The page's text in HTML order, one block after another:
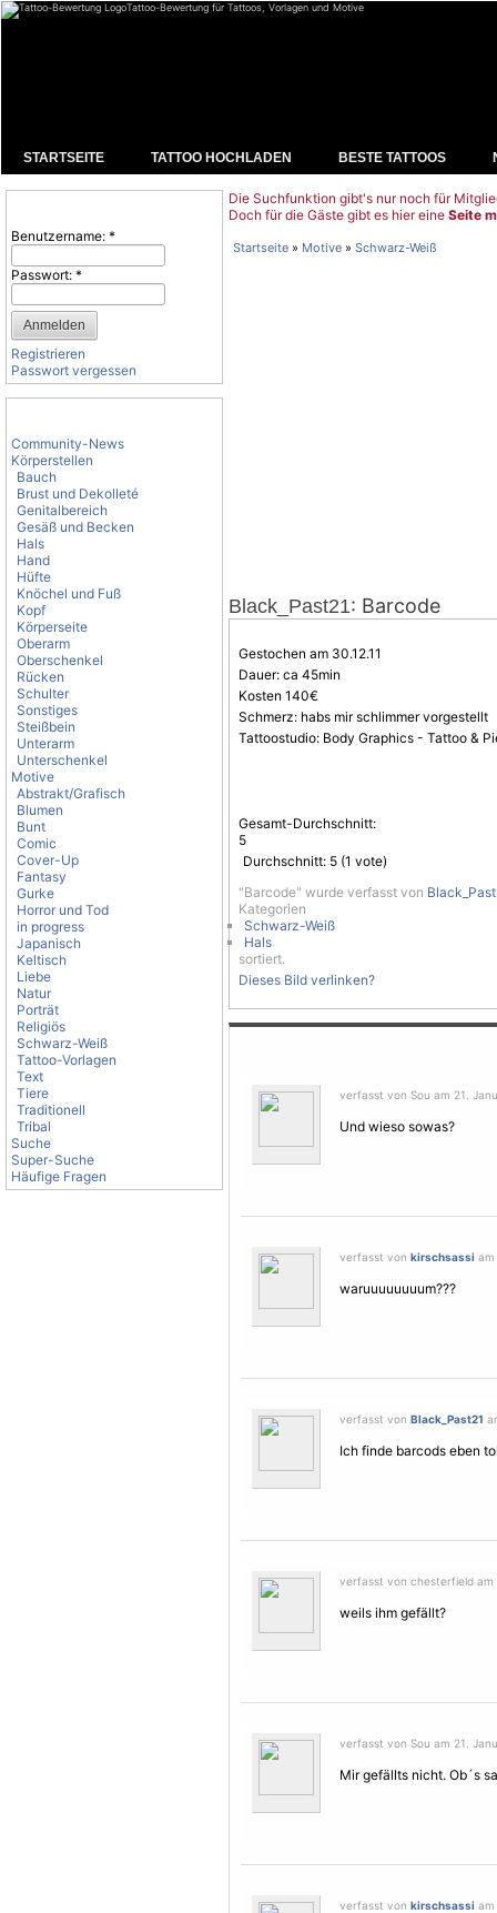
Tattoo-Bewertung für Tattoos, Vorlagen und Motive
STARTSEITE TATTOO HOCHLADEN BESTE TATTOOS
Benutzername: *
Passwort: *
Registrieren
Passwort vergessen
Community-News
Körperstellen
Bauch
Brust und Dekolleté
Genitalbereich
Gesäß und Becken
Hals
Hand
Hüfte
Knöchel und Fuß
Kopf
Körperseite
Oberarm
Oberschenkel
Rücken
Schulter
Sonstiges
Steißbein
Unterarm
Unterschenkel
Motive
Abstrakt/Grafisch
Blumen
Bunt
Comic
Cover-Up
Fantasy
Gurke
Horror und Tod
in progress
Japanisch
Keltisch
Liebe
Natur
Porträt
Religiös
Schwarz-Weiß
Tattoo-Vorlagen
Text
Tiere
Traditionell
Tribal
Suche
Super-Suche
Häufige Fragen
Die Suchfunktion gibt's nur noch für
Doch für die Gäste gibt es hier eine Seite
Startseite » Motive » Schwarz-Weiß
Black_Past21: Barcode
Gestochen am 30.12.11
Dauer: ca 45min
Kosten 140€
Schmerz: habs mir schlimmer vorgestellt
Tattoostudio: Body Graphics - Tattoo &
Gesamt-Durchschnitt:
5
Durchschnitt: 5 (1 vote)
"Barcode" wurde verfasst von
Kategorien
Schwarz-Weiß
Hals
sortiert.
Dieses Bild verlinken?
verfasst von Sou am 21.
Und wieso sowas?
verfasst von kirschsassi am
waruuuuuuuum???
verfasst von Black_Past21
Ich finde barcods eben
verfasst von chesterfield am
weils ihm gefällt?
verfasst von Sou am 21.
Mir gefällts nicht. Ob´s
verfasst von kirschsassi am